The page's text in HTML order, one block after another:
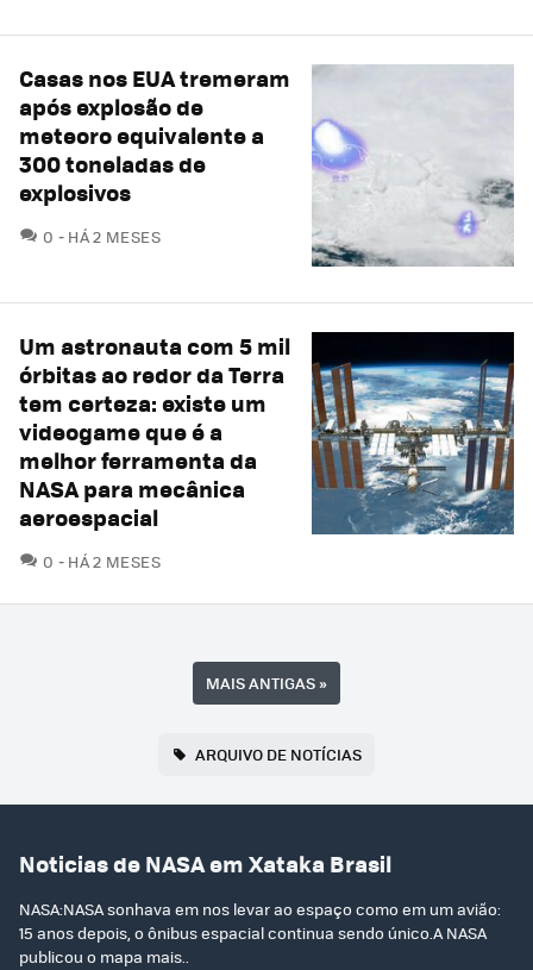
Casas nos EUA tremeram
após explosão de
meteoro equivalente a
300 toneladas de
explosivos
0 COMENTÁRIOS
HÁ 2 MESES
Um astronauta com 5 mil
órbitas ao redor da Terra
tem certeza: existe um
videogame que é a
melhor ferramenta da
NASA para mecânica
aeroespacial
0 COMENTÁRIOS
HÁ 2 MESES
MAIS ANTIGAS»
ARQUIVO DE NOTÍCIAS
Noticias de NASA em Xataka Brasil
NASA:NASA sonhava em nos levar ao espaço como em um avião:
15 anos depois, o ônibus espacial continua sendo único.A NASA
publicou o mapa mais..